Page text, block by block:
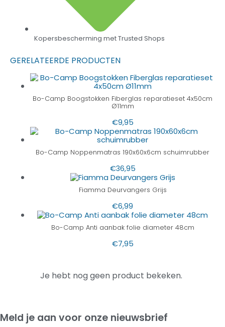
Kopersbescherming met Trusted Shops
GERELATEERDE PRODUCTEN
Bo-Camp Boogstokken Fiberglas reparatieset 4x50cm
Ø11mm
€9,95
Bo-Camp Noppenmatras 190x60x6cm schuimrubber
€36,95
Fiamma Deurvangers Grijs
€6,99
Bo-Camp Anti aanbak folie diameter 48cm
€7,95
Je hebt nog geen product bekeken.
Meld je aan voor onze nieuwsbrief